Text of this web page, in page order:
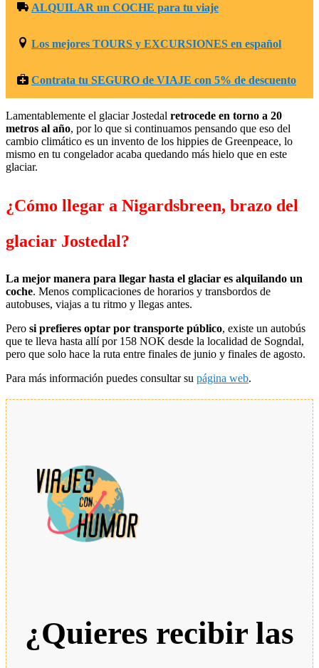
ALQUILAR un COCHE para tu viaje
Los mejores TOURS y EXCURSIONES en español
Contrata tu SEGURO de VIAJE con 5% de descuento
Lamentablemente el glaciar Jostedal retrocede en torno a 20
metros al año, por lo que si continuamos pensando que eso del
cambio climático es un invento de los hippies de Greenpeace, lo
mismo en tu congelador acaba quedando más hielo que en este
glaciar.
¿Cómo llegar a Nigardsbreen, brazo del
glaciar Jostedal?
La mejor manera para llegar hasta el glaciar es alquilando un
coche. Menos complicaciones de horarios y transbordos de
autobuses, viajas a tu ritmo y llegas antes.
Pero si prefieres optar por transporte público, existe un autobús
que te lleva hasta allí por 158 NOK desde la localidad de Sogndal,
pero que solo hace la ruta entre finales de junio y finales de agosto.
Para más información puedes consultar su página web.
¿Quieres recibir las